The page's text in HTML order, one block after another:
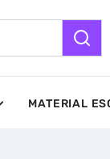
MATERIAL